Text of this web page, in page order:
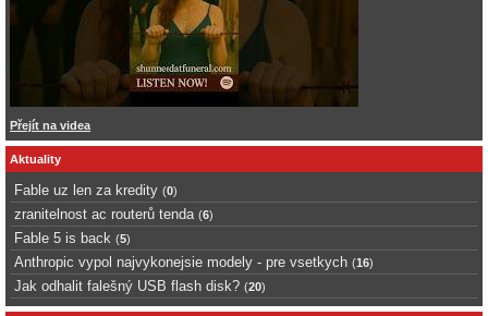
Přejít na videa
Aktuality
Fable uz len za kredity (0)
zranitelnost ac routerů tenda (6)
Fable 5 is back (5)
Anthropic vypol najvykonejsie modely - pre vsetkych (16)
Jak odhalit falešný USB flash disk? (20)